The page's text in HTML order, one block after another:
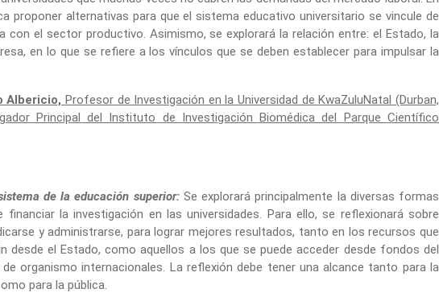
proponer alternativas para que el sistema educativo universitario se vincule de
con el sector productivo. Asimismo, se explorará la relación entre: el Estado, la
en lo que se refiere a los vínculos que se deben establecer para impulsar la
Albericio, Profesor de Investigación en la Universidad de KwaZuluNatal (Durban,
Principal del Instituto de Investigación Biomédica del Parque Científico
de la educación superior:Se explorará principalmente la diversas formas
financiar la investigación en las universidades. Para ello, se reflexionará sobre
y administrarse, para lograr mejores resultados, tanto en los recursos que
desde el Estado, como aquellos a los que se puede acceder desde fondos del
organismo internacionales. La reflexión debe tener una alcance tanto para la
para la pública.